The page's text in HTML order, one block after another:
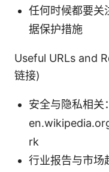
任何时候都要关
据保护措施
Useful URLs and
链接)
安全与隐私相
rk
行业报告与市